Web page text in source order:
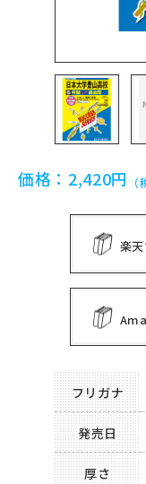
価格： 2,420円
楽
フリガナ
発売日
厚さ